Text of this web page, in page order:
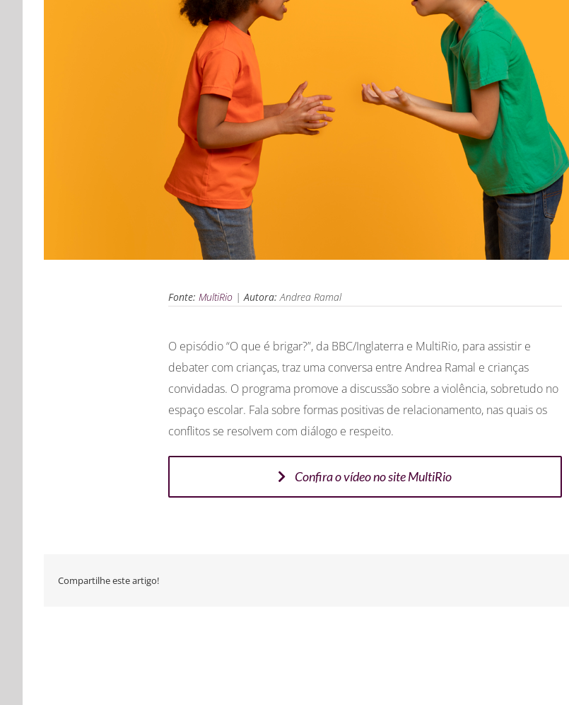
Fonte: MultiRio|Autora: Andrea Ramal
O episódio “O que é brigar?”, da BBC/Inglaterra e MultiRio, para assistir e
debater com crianças, traz uma conversa entre Andrea Ramal e crianças
convidadas. O programa promove a discussão sobre a violência, sobretudo no
espaço escolar. Fala sobre formas positivas de relacionamento, nas quais os
conflitos se resolvem com diálogo e respeito.
Confira o vídeo no site MultiRio
Compartilhe este artigo!